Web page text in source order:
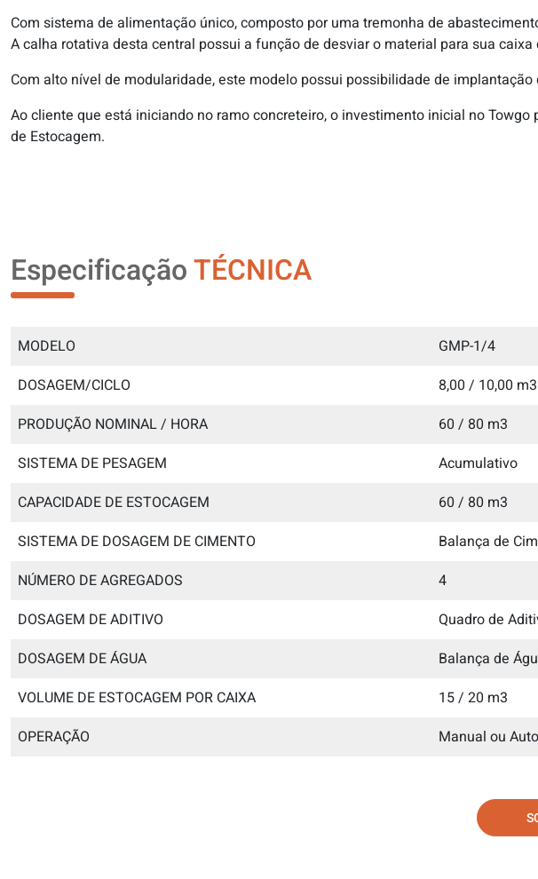
Com sistema de alimentação único, composto por uma tremonha de
A calha rotativa desta central possui a função de desviar o material para sua
Com alto nível de modularidade, este modelo possui possibilidade de
Ao cliente que está iniciando no ramo concreteiro, o investimento inicial no
de Estocagem.
EspecificaçãoTÉCNICA
MODELO
GMP-1/4
DOSAGEM/CICLO
8,00 / 10,00 m3
PRODUÇÃO NOMINAL / HORA
60 / 80 m3
SISTEMA DE PESAGEM
Acumulativo
CAPACIDADE DE ESTOCAGEM
60 / 80 m3
SISTEMA DE DOSAGEM DE CIMENTO
Balança de
NÚMERO DE AGREGADOS
4
DOSAGEM DE ADITIVO
Quadro de
DOSAGEM DE ÁGUA
Balança de
VOLUME DE ESTOCAGEM POR CAIXA
15 / 20 m3
OPERAÇÃO
Manual ou